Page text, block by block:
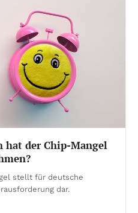
hat der Chip-Mangel
stellt für deutsche
dar.